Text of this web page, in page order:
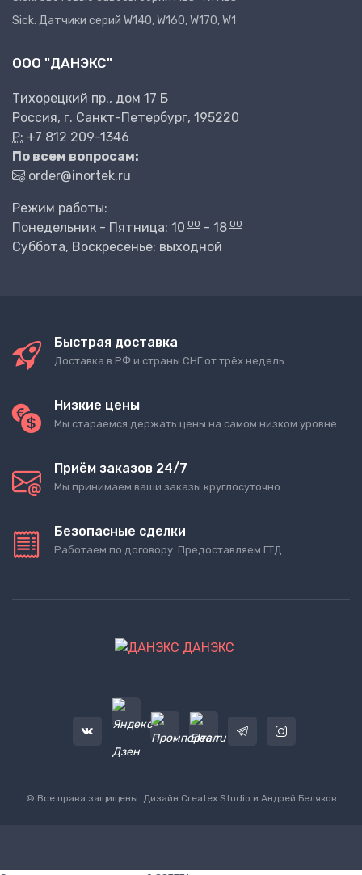
Sick. Датчики серий W140, W160, W170, W1
ООО "ДАНЭКС"
Тихорецкий пр., дом 17 Б
Россия, г. Санкт-Петербург, 195220
P: +7 812 209-1346
По всем вопросам:
order@inortek.ru
Режим работы:
Понедельник - Пятница: 10 00 - 18 00
Суббота, Воскресенье: выходной
Быстрая доставка
Доставка в РФ и страны СНГ от трёх недель
Низкие цены
Мы стараемся держать цены на самом низком уровне
Приём заказов 24/7
Мы принимаем ваши заказы круглосуточно
Безопасные сделки
Работаем по договору. Предоставляем ГТД.
ДАНЭКС
© Все права защищены. Дизайн Createx Studio и Андрей Беляков